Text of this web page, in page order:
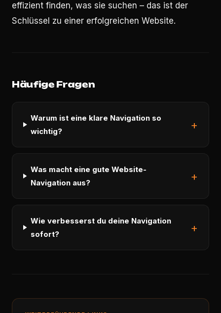
effizient finden, was sie suchen – das ist der
Schlüssel zu einer erfolgreichen Website.
Häufige Fragen
Warum ist eine klare Navigation so
wichtig?
Was macht eine gute Website-
Navigation aus?
Wie verbesserst du deine Navigation
sofort?